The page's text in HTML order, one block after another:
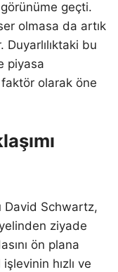
geçti.
olmasa da artık
Duyarlılıktaki bu
piyasa
olarak öne
David Schwartz,
ziyade
ön plana
hızlı ve